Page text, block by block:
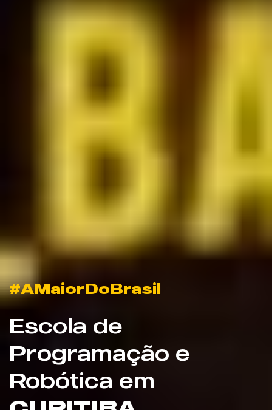
#AMaiorDoBrasil
Escola de
Programação e
Robótica em